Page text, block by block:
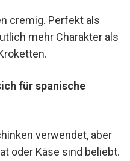
cremig. Perfekt als
mehr Charakter als
für spanische
verwendet, aber
oder Käse sind beliebt.